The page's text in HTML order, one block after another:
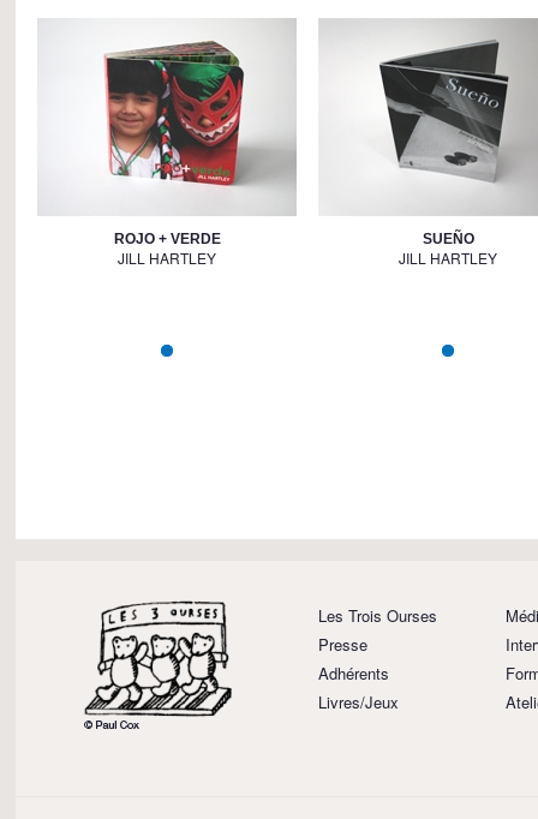
ROJO + VERDE
JILL HARTLEY
SUEÑO
JILL HARTLEY
Les Trois Ourses
Presse
Adhérents
Livres/Jeux